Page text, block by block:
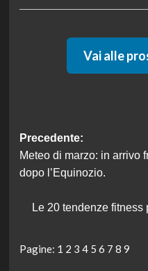
Vai alle
Navigazione
articolo
Precedente:
Meteo di marzo: in arrivo
dopo l’Equinozio.
Le 20 tendenze
Pagine: 1 2 3 4 5 6 7 8 9